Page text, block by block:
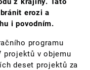
erozi a
i povodním.
programu
projektů v objemu
deset projektů za